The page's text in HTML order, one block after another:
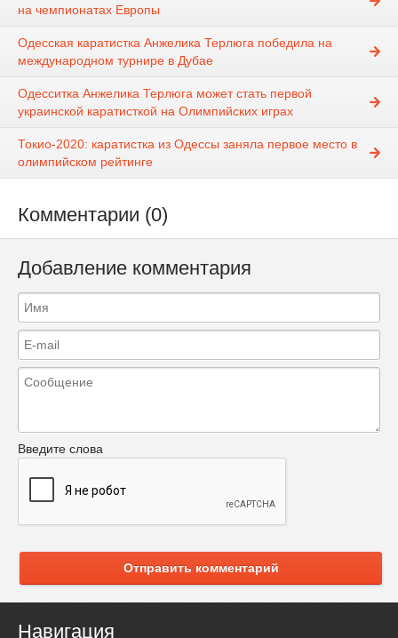
на чемпионатах Европы
Одесская каратистка Анжелика Терлюга победила на
международном турнире в Дубае
Одесситка Анжелика Терлюга может стать первой
украинской каратисткой на Олимпийских играх
Токио-2020: каратистка из Одессы заняла первое место в
олимпийском рейтинге
Комментарии (0)
Добавление комментария
Введите слова
Отправить комментарий
Навигация